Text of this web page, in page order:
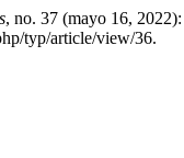
, no. 37 (mayo 16,
typ/article/view/36.